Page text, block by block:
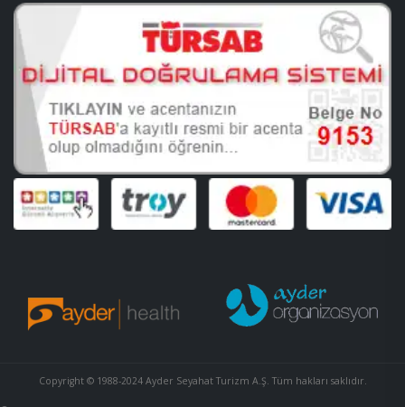
Copyright © 1988-2024 Ayder Seyahat Turizm A.Ş. Tüm hakları saklıdır.